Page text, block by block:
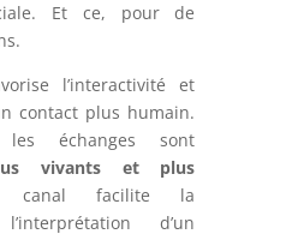
Et ce, pour de
l’interactivité et
contact plus humain.
les échanges sont
vivants et plus
facilite la
d’un